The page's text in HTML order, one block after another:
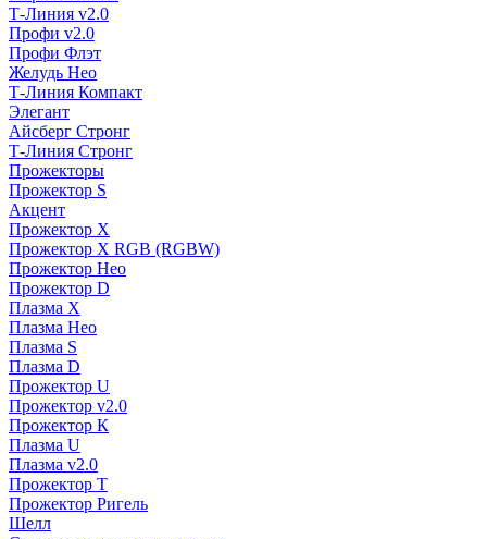
Т-Линия v2.0
Профи v2.0
Профи Флэт
Желудь Нео
Т-Линия Компакт
Элегант
Айсберг Стронг
Т-Линия Стронг
Прожекторы
Прожектор S
Акцент
Прожектор X
Прожектор Х RGB (RGBW)
Прожектор Нео
Прожектор D
Плазма X
Плазма Нео
Плазма S
Плазма D
Прожектор U
Прожектор v2.0
Прожектор К
Плазма U
Плазма v2.0
Прожектор Т
Прожектор Ригель
Шелл